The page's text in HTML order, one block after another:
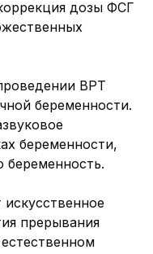
дозы ФСГ
ВРТ
беременности.
беременности,
прерывания